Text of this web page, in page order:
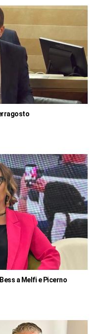
a Melfi e Picerno